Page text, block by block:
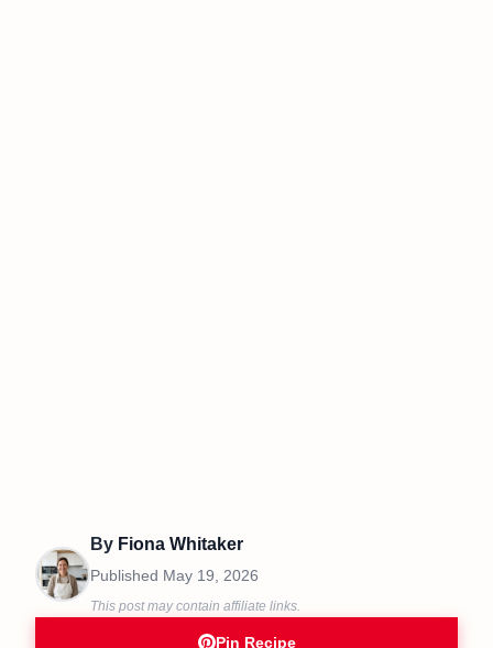
By Fiona Whitaker
Published May 19, 2026
This post may contain affiliate links.
Pin Recipe